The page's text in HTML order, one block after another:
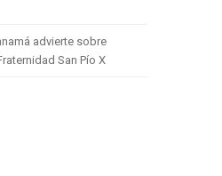
advierte sobre
San Pío X